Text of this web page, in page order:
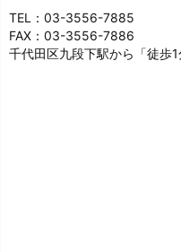
TEL：03-3556-7885
FAX：03-3556-7886
千代田区九段下駅から「徒歩1